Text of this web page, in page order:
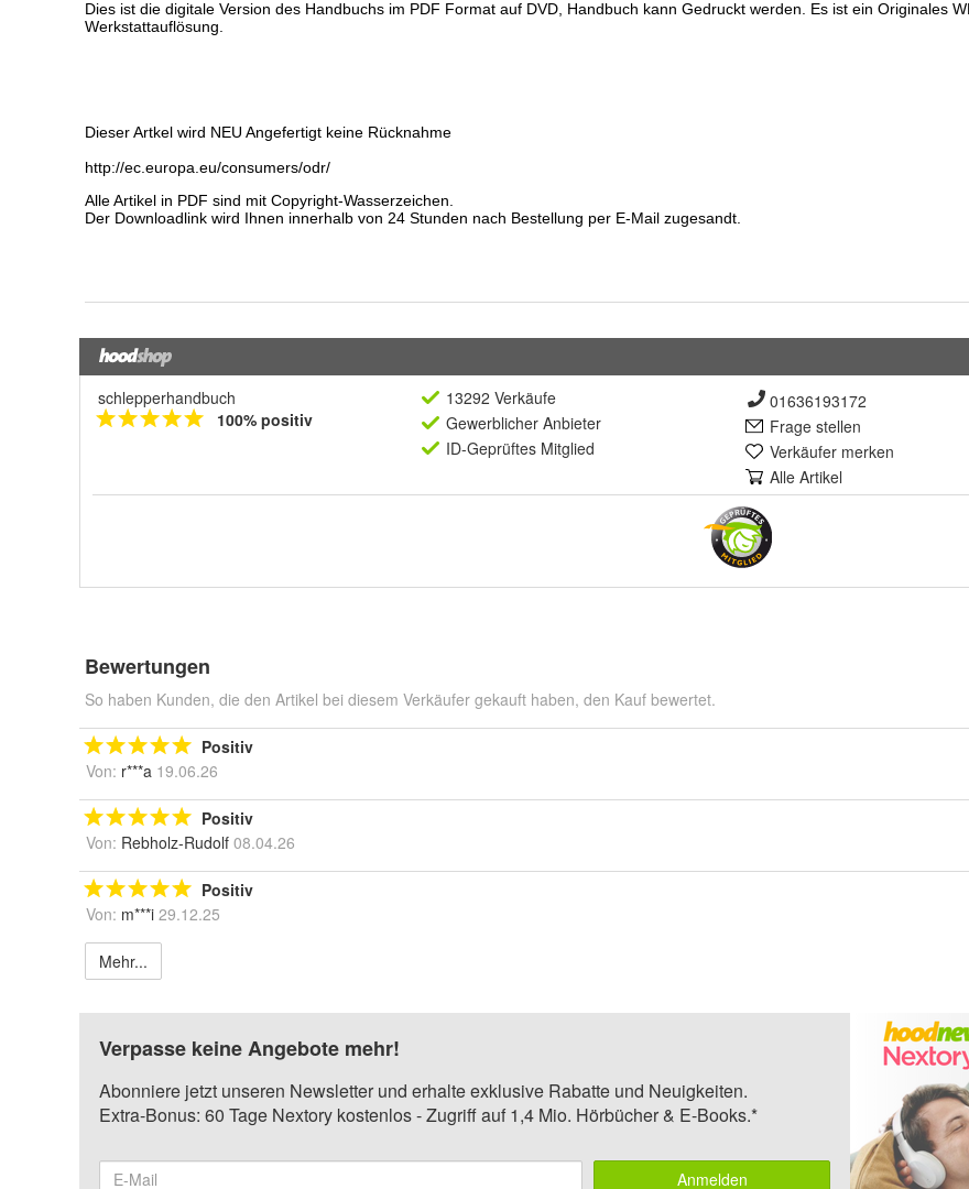
schlepperhandbuch
100% positiv
13292 Verkäufe
Gewerblicher Anbieter
ID-Geprüftes Mitglied
01636193172
Frage stellen
Verkäufer merken
Alle Artikel
Bewertungen
So haben Kunden, die den Artikel bei diesem Verkäufer gekauft haben, den Kauf bewertet.
Positiv
Von: r***a 19.06.26
Positiv
Von: Rebholz-Rudolf 08.04.26
Positiv
Von: m***i 29.12.25
Mehr...
Verpasse keine Angebote mehr!
Abonniere jetzt unseren Newsletter und erhalte exklusive Rabatte und Neuigkeiten.
Extra-Bonus: 60 Tage Nextory kostenlos - Zugriff auf 1,4 Mio. Hörbücher & E-Books.*
Anmelden